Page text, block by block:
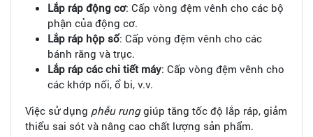
Lắp ráp động cơ: Cấp vòng đệm vênh cho các bộ
phận của động cơ.
Lắp ráp hộp số: Cấp vòng đệm vênh cho các
bánh răng và trục.
Lắp ráp các chi tiết máy: Cấp vòng đệm vênh cho
các khớp nối, ổ bi, v.v.
Việc sử dụng phễu runggiúp tăng tốc độ lắp ráp, giảm
thiểu sai sót và nâng cao chất lượng sản phẩm.